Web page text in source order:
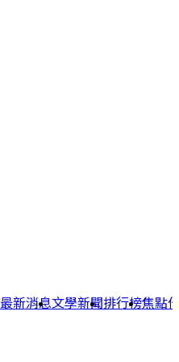
最新消息文學新聞排行榜焦點